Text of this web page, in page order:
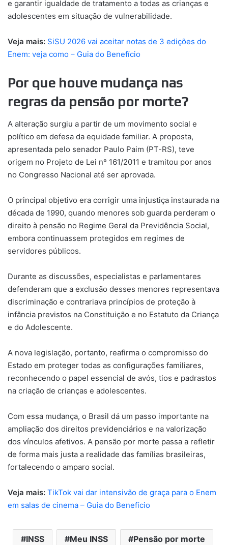
e garantir igualdade de tratamento a todas as crianças e
adolescentes em situação de vulnerabilidade.
Veja mais: SiSU 2026 vai aceitar notas de 3 edições do
Enem: veja como – Guia do Benefício
Por que houve mudança nas
regras da pensão por morte?
A alteração surgiu a partir de um movimento social e
político em defesa da equidade familiar. A proposta,
apresentada pelo senador Paulo Paim (PT-RS), teve
origem no Projeto de Lei nº 161/2011 e tramitou por anos
no Congresso Nacional até ser aprovada.
O principal objetivo era corrigir uma injustiça instaurada na
década de 1990, quando menores sob guarda perderam o
direito à pensão no Regime Geral da Previdência Social,
embora continuassem protegidos em regimes de
servidores públicos.
Durante as discussões, especialistas e parlamentares
defenderam que a exclusão desses menores representava
discriminação e contrariava princípios de proteção à
infância previstos na Constituição e no Estatuto da Criança
e do Adolescente.
A nova legislação, portanto, reafirma o compromisso do
Estado em proteger todas as configurações familiares,
reconhecendo o papel essencial de avós, tios e padrastos
na criação de crianças e adolescentes.
Com essa mudança, o Brasil dá um passo importante na
ampliação dos direitos previdenciários e na valorização
dos vínculos afetivos. A pensão por morte passa a refletir
de forma mais justa a realidade das famílias brasileiras,
fortalecendo o amparo social.
Veja mais: TikTok vai dar intensivão de graça para o Enem
em salas de cinema – Guia do Benefício
INSS Meu INSS Pensão por morte